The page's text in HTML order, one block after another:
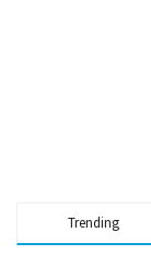
Trending